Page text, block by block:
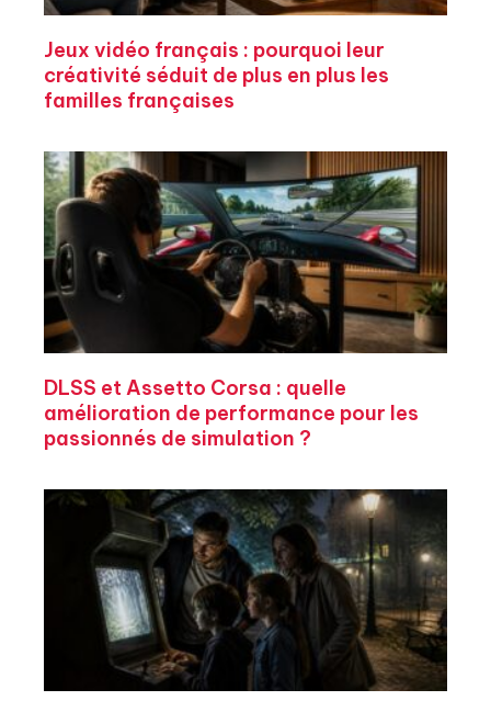
Jeux vidéo français : pourquoi leur
créativité séduit de plus en plus les
familles françaises
DLSS et Assetto Corsa : quelle
amélioration de performance pour les
passionnés de simulation ?